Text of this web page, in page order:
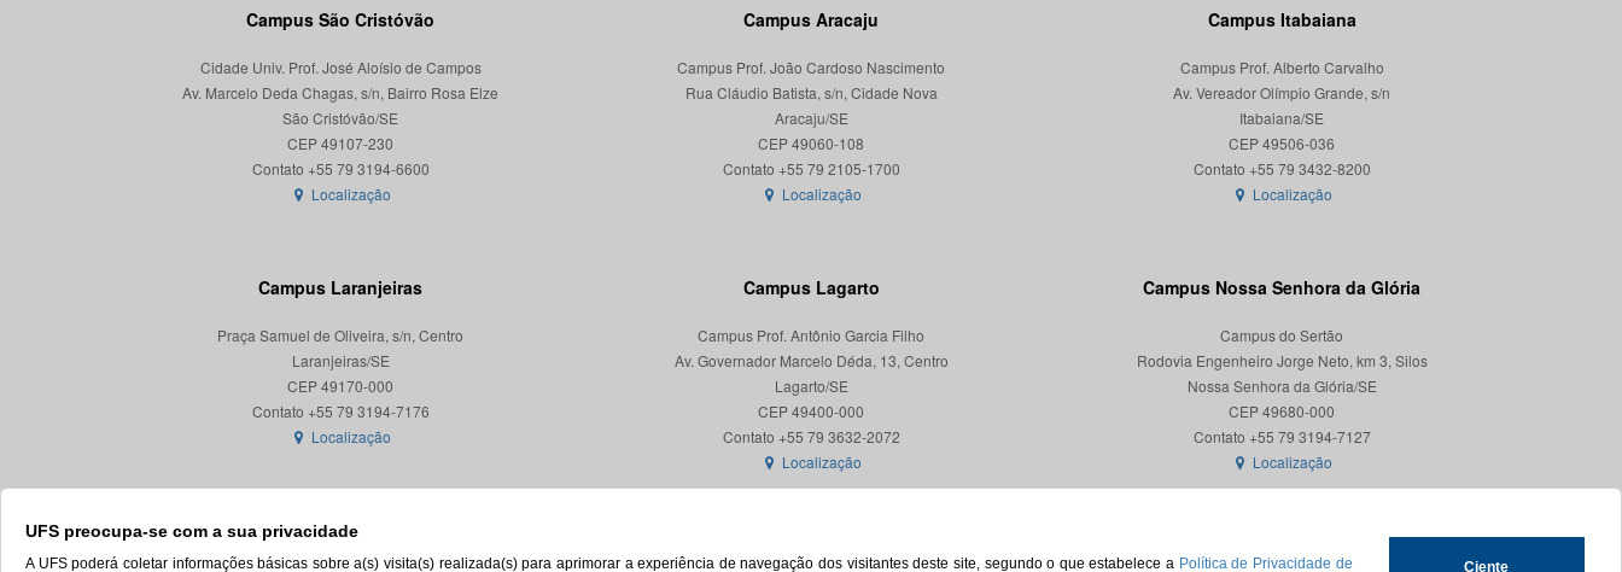
UFS preocupa-se com a sua privacidade
A UFS poderá coletar informações básicas sobre a(s) visita(s) realizada(s) para aprimorar a experiência de navegação dos visitantes deste site, segundo o que estabelece a Política de Privacidade de Ciente
Campus São Cristóvão
Cidade Univ. Prof. José Aloísio de Campos
Av. Marcelo Deda Chagas, s/n, Bairro Rosa Elze
São Cristóvão/SE
CEP 49107-230
Localização
Campus Aracaju
Campus Prof. João Cardoso Nascimento
Rua Cláudio Batista, s/n, Cidade Nova
Aracaju/SE
CEP 49060-108
Localização
Campus Itabaiana
Campus Prof. Alberto Carvalho
Av. Vereador Olímpio Grande, s/n
Itabaiana/SE
CEP 49506-036
Localização
Campus Laranjeiras
Praça Samuel de Oliveira, s/n, Centro
Laranjeiras/SE
CEP 49170-000
Localização
Campus Lagarto
Campus Prof. Antônio Garcia Filho
Av. Governador Marcelo Déda, 13, Centro
Lagarto/SE
CEP 49400-000
Localização
Campus Nossa Senhora da Glória
Campus do Sertão
Rodovia Engenheiro Jorge Neto, km 3, Silos
Nossa Senhora da Glória/SE
CEP 49680-000
Contato +55 79 3194-7127
Localização